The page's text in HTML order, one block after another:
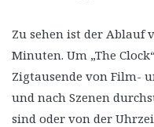
Zu sehen ist der Ablauf
Minuten. Um „The
Zigtausende von Film-
und nach Szenen
sind oder von der